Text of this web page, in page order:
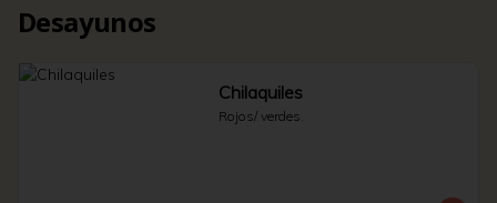
Desayunos
Chilaquiles
Rojos/ verdes.